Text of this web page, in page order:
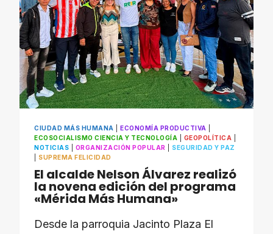
CIUDAD MÁS HUMANA ECONOMÍA PRODUCTIVA
ECOSOCIALISMO CIENCIA Y TECNOLOGÍA
GEOPOLÍTICA
NOTICIAS
ORGANIZACIÓN POPULAR
SEGURIDAD Y PAZ
SUPREMA FELICIDAD
El alcalde Nelson Álvarez realizó
la novena edición del programa
«Mérida Más Humana»
Desde la parroquia Jacinto Plaza El